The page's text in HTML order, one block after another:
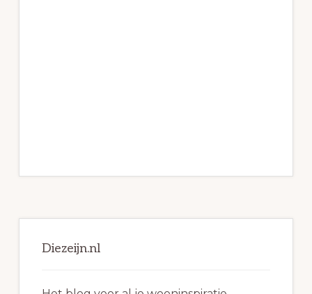
Sidebar
Diezeijn.nl